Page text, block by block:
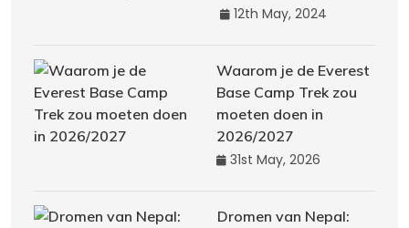
12th May, 2024
Waarom je de Everest
Base Camp Trek zou
moeten doen in
2026/2027
31st May, 2026
Dromen van Nepal: